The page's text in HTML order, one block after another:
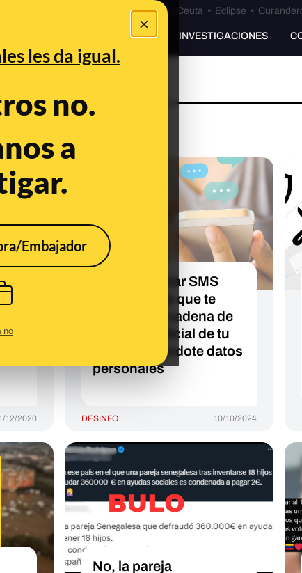
×
les da igual.
no.
a
Embajador
no
Especial Ceuta•Bulos Ceuta • Eclipse •
PREBUNKING INVESTIGACIONES
12/2020
Cómo detectar SMS
fraudulentos que te
llegan en la cadena de
mensajes oficial de tu
banco pidiéndote datos
personales
DESINFO 10/10/2024
No, la pareja